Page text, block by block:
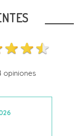
opiniones